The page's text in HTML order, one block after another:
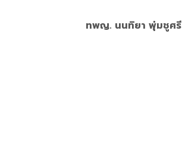
ทพญ. นนทิยา พุ่มชูศรี